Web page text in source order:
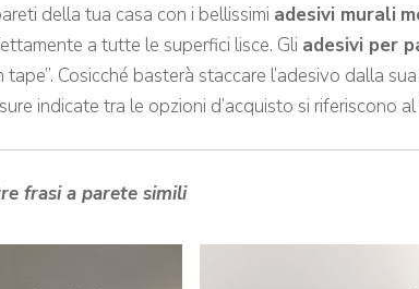
della tua casa con i bellissimi adesivi murali
a tutte le superfici lisce. Gli adesivi per
tape”. Cosicché basterà staccare l’adesivo dalla
indicate tra le opzioni d’acquisto si riferiscono
frasi a parete simili